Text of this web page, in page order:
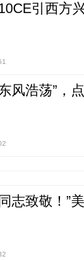
引西方
风浩荡”，
志致敬！”